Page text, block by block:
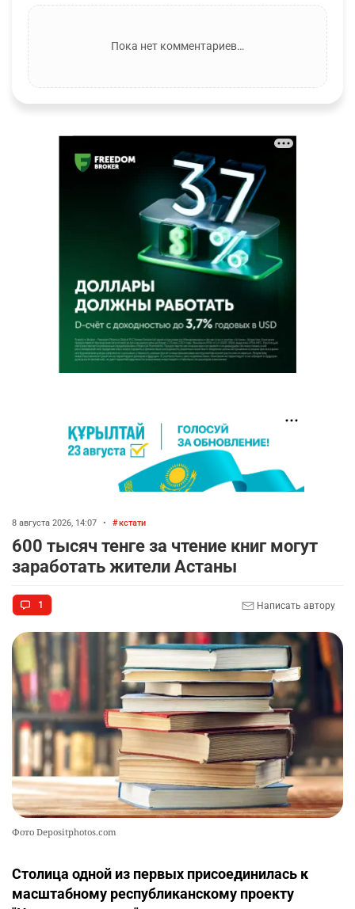
Пока нет комментариев…
8 августа 2026, 14:07 • кстати
600 тысяч тенге за чтение книг могут
заработать жители Астаны
1 Написать автору
Фото Depositphotos.com
Столица одной из первых присоединилась к
масштабному республиканскому проекту